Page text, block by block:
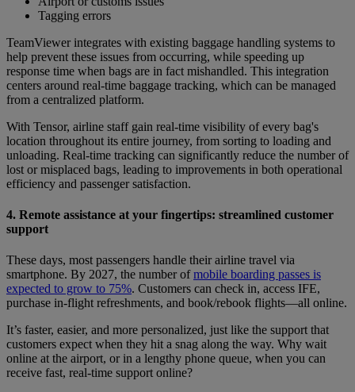
Tagging errors
TeamViewer integrates with existing baggage handling systems to
help prevent these issues from occurring, while speeding up
response time when bags are in fact mishandled. This integration
centers around real-time baggage tracking, which can be managed
from a centralized platform.
With Tensor, airline staff gain real-time visibility of every bag's
location throughout its entire journey, from sorting to loading and
unloading. Real-time tracking can significantly reduce the number of
lost or misplaced bags, leading to improvements in both operational
efficiency and passenger satisfaction.
4. Remote assistance at your fingertips: streamlined customer
support
These days, most passengers handle their airline travel via
smartphone. By 2027, the number ofmobile boarding passes is
expected to grow to 75%. Customers can check in, access IFE,
purchase in-flight refreshments, and book/rebook flights—all online.
It’s faster, easier, and more personalized, just like the support that
customers expect when they hit a snag along the way. Why wait
online at the airport, or in a lengthy phone queue, when you can
receive fast, real-time support online?